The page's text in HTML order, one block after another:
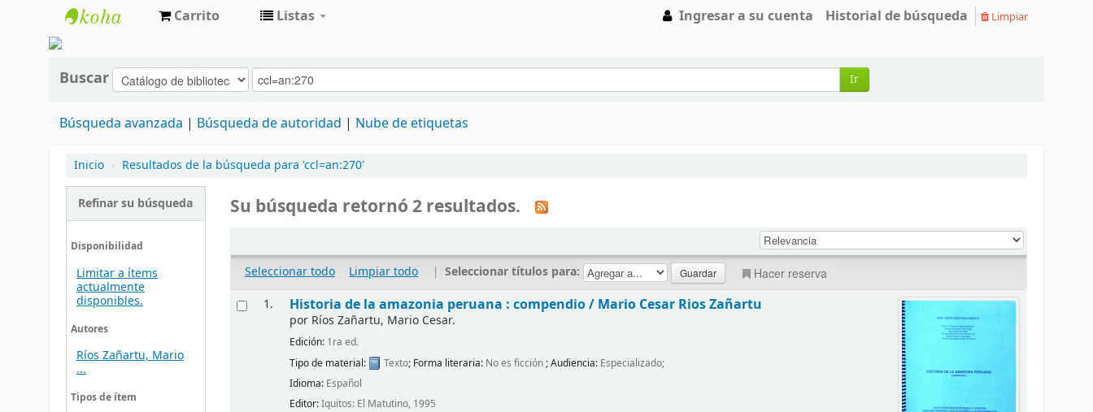
Carrito Listas Ingresar a su cuenta Historial de búsqueda Limpiar
Buscar Ir
Búsqueda avanzada Búsqueda de autoridad Nube de etiquetas
Inicio › Resultados de la búsqueda para 'ccl=an:270'
Refinar su búsqueda
Disponibilidad
Limitar a ítems
actualmente
disponibles.
Autores
Ríos Zañartu, Mario
...
Tipos de ítem
Su búsqueda retornó 2 resultados.
Seleccionar todo Limpiar todo | Seleccionar títulos para: Hacer reserva
1. Historia de la amazonia peruana : compendio / Mario Cesar Rios Zañartu
por Ríos Zañartu, Mario Cesar.
Edición: 1ra ed.
Tipo de material:
Texto; Forma literaria: No es ficción ; Audiencia: Especializado;
Idioma: Español
Editor:Iquitos: El Matutino, 1995